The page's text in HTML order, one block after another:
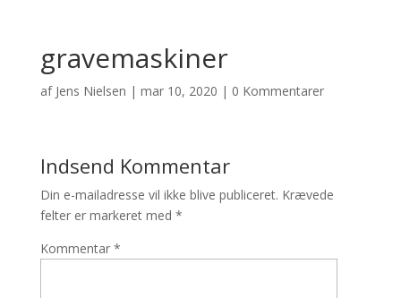
gravemaskiner
af Jens Nielsen | mar 10, 2020 | 0 Kommentarer
Indsend Kommentar
Din e-mailadresse vil ikke blive publiceret. Krævede
felter er markeret med *
Kommentar *